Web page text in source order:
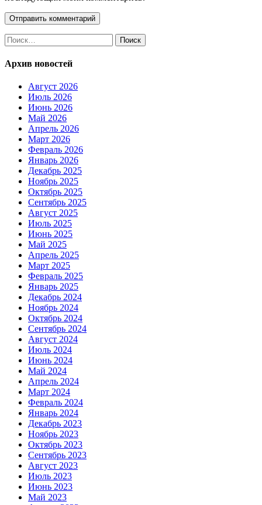
Найти:
Архив новостей
Август 2026
Июль 2026
Июнь 2026
Май 2026
Апрель 2026
Март 2026
Февраль 2026
Январь 2026
Декабрь 2025
Ноябрь 2025
Октябрь 2025
Сентябрь 2025
Август 2025
Июль 2025
Июнь 2025
Май 2025
Апрель 2025
Март 2025
Февраль 2025
Январь 2025
Декабрь 2024
Ноябрь 2024
Октябрь 2024
Сентябрь 2024
Август 2024
Июль 2024
Июнь 2024
Май 2024
Апрель 2024
Март 2024
Февраль 2024
Январь 2024
Декабрь 2023
Ноябрь 2023
Октябрь 2023
Сентябрь 2023
Август 2023
Июль 2023
Июнь 2023
Май 2023